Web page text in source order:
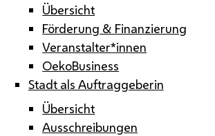
Übersicht
Förderung & Finanzierung
Veranstalter*innen
OekoBusiness
Stadt als Auftraggeberin
Übersicht
Ausschreibungen